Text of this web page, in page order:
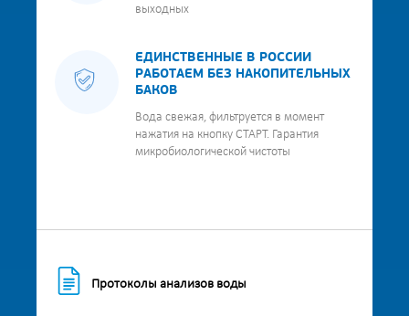
выходных
ЕДИНСТВЕННЫЕ В РОССИИ
РАБОТАЕМ БЕЗ НАКОПИТЕЛЬНЫХ
БАКОВ
Вода свежая, фильтруется в момент
нажатия на кнопку СТАРТ. Гарантия
микробиологической чистоты
Протоколы анализов воды